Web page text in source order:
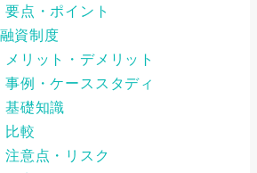
要点・ポイント
資制度
メリット・デメリット
事例・ケーススタディ
基礎知識
比較
注意点・リスク